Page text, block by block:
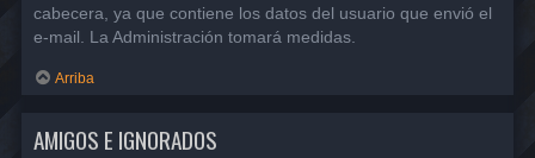
cabecera, ya que contiene los datos del usuario que envió el
e-mail. La Administración tomará medidas.
Arriba
AMIGOS E IGNORADOS